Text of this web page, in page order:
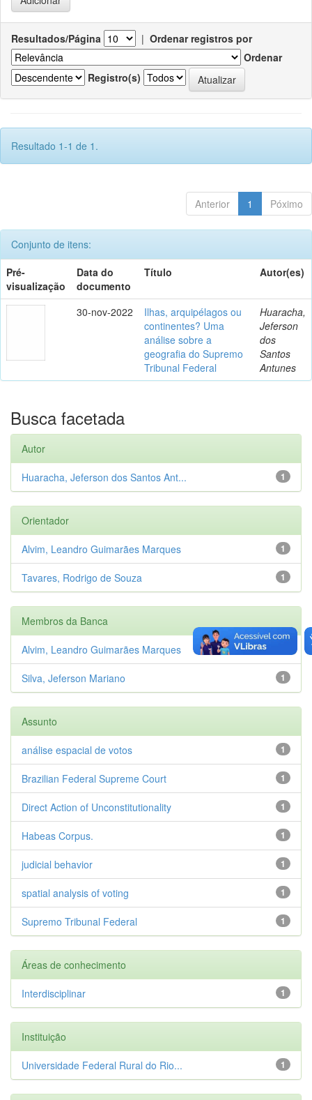
Resultados/Página | Ordenar registros por
Ordenar
Registro(s)
Resultado 1-1 de 1.
Anterior 1 Póximo
Conjunto de itens:
Pré-
visualização
Data do
documento
Título Autor(es)
30-nov-2022
Ilhas, arquipélagos ou
continentes? Uma
análise sobre a
geografia do Supremo
Tribunal Federal
Huaracha,
Jeferson
dos
Santos
Antunes
Busca facetada
Autor
1
Huaracha, Jeferson dos Santos Ant...
Orientador
1
Alvim, Leandro Guimarães Marques
1
Tavares, Rodrigo de Souza
Membros da Banca
Alvim, Leandro Guimarães Marques
1
Silva, Jeferson Mariano
Assunto
1
análise espacial de votos
1
Brazilian Federal Supreme Court
1
Direct Action of Unconstitutionality
1
Habeas Corpus.
1
judicial behavior
1
spatial analysis of voting
1
Supremo Tribunal Federal
Áreas de conhecimento
1
Interdisciplinar
Instituição
1
Universidade Federal Rural do Rio...